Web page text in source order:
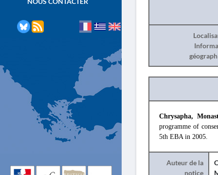
Chrysapha,
programme of
5th EBA in 2005.
Auteur de la
notice